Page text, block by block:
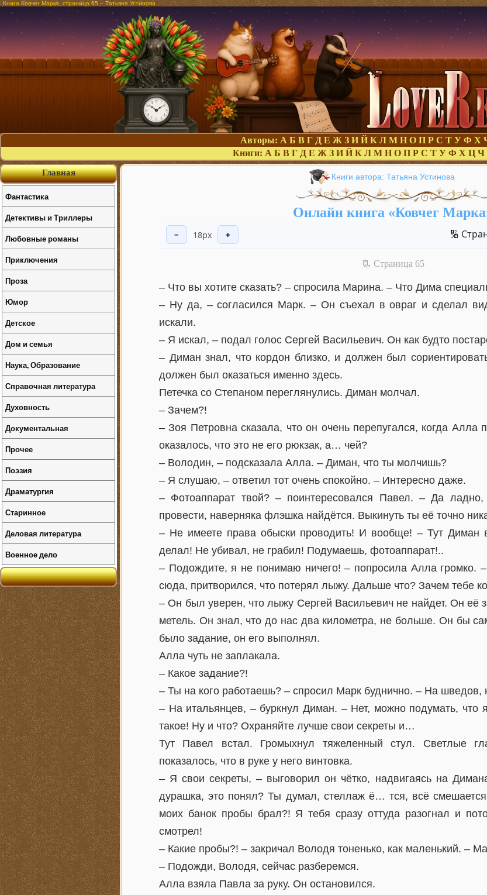
Книга Ковчег Марка, страница 65 – Татьяна Устинова
Авторы: А Б В Г Д Е Ж З И Й К Л М Н О П Р С Т У Ф Х
Книги: А Б В Г Д Е Ж З И Й К Л М Н О П Р С Т У Ф Х Ц Ч
Книги автора: Татьяна Устинова
Онлайн книга «Ковчег
− 18px + 🔢
📃 Cтраница 65
– Что вы хотите сказать? – спросила Марина. – Что Дима
– Ну да, – согласился Марк. – Он съехал в овраг и сделал
искали.
– Я искал, – подал голос Сергей Васильевич. Он как будто
– Диман знал, что кордон близко, и должен был
должен был оказаться именно здесь.
Петечка со Степаном переглянулись. Диман молчал.
– Зачем?!
– Зоя Петровна сказала, что он очень перепугался, когда Алла
оказалось, что это не его рюкзак, а… чей?
– Володин, – подсказала Алла. – Диман, что ты молчишь?
– Я слушаю, – ответил тот очень спокойно. – Интересно даже.
– Фотоаппарат твой? – поинтересовался Павел. – Да
провести, наверняка флэшка найдётся. Выкинуть ты её точно
– Не имеете права обыски проводить! И вообще! – Тут Диман
делал! Не убивал, не грабил! Подумаешь, фотоаппарат!..
– Подождите, я не понимаю ничего! – попросила Алла громко.
сюда, притворился, что потерял лыжу. Дальше что? Зачем тебе
– Он был уверен, что лыжу Сергей Васильевич не найдет. Он её
метель. Он знал, что до нас два километра, не больше. Он бы
было задание, он его выполнял.
Алла чуть не заплакала.
– Какое задание?!
– Ты на кого работаешь? – спросил Марк буднично. – На шведов,
– На итальянцев, – буркнул Диман. – Нет, можно подумать, что
такое! Ну и что? Охраняйте лучше свои секреты и…
Тут Павел встал. Громыхнул тяжеленный стул. Светлые
показалось, что в руке у него винтовка.
– Я свои секреты, – выговорил он чётко, надвигаясь на
дурашка, это понял? Ты думал, стеллаж ё… тся, всё
моих банок пробы брал?! Я тебя сразу оттуда разогнал и
смотрел!
– Какие пробы?! – закричал Володя тоненько, как маленький. –
– Подожди, Володя, сейчас разберемся.
Алла взяла Павла за руку. Он остановился.
Главная
Фантастика
Детективы и Триллеры
Любовные романы
Приключения
Проза
Юмор
Детское
Дом и семья
Наука, Образование
Справочная литература
Духовность
Документальная
Прочее
Поэзия
Драматургия
Старинное
Деловая литература
Военное дело